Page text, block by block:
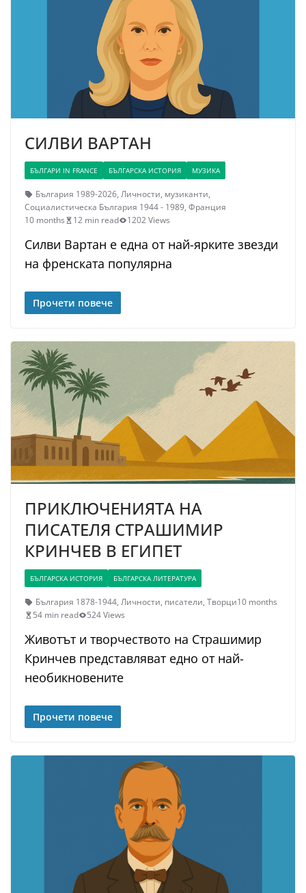
СИЛВИ ВАРТАН
БЪЛГАРИ IN FRANCE БЪЛГАРСКА ИСТОРИЯ МУЗИКА
България 1989-2026, Личности, музиканти,
Социалистическа България 1944 - 1989, Франция
10 months
12 min read 1202 Views
Силви Вартан е една от най-ярките звезди
на френската популярна
Прочети повече
ПРИКЛЮЧЕНИЯТА НА
ПИСАТЕЛЯ СТРАШИМИР
КРИНЧЕВ В ЕГИПЕТ
БЪЛГАРСКА ИСТОРИЯ БЪЛГАРСКА ЛИТЕРАТУРА
България 1878-1944, Личности, писатели, Творци10 months
54 min read
524 Views
Животът и творчеството на Страшимир
Кринчев представляват едно от най-
необикновените
Прочети повече